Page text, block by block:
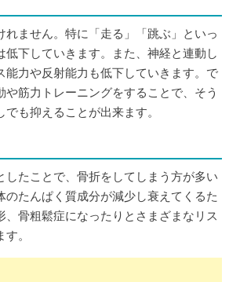
れません。特に「走る」「跳ぶ」といっ
低下していきます。また、神経と連動し
能力や反射能力も低下していきます。で
や筋力トレーニングをすることで、そう
も抑えることが出来ます。
したことで、骨折をしてしまう方が多い
のたんぱく質成分が減少し衰えてくるた
、骨粗鬆症になったりとさまざまなリス
。